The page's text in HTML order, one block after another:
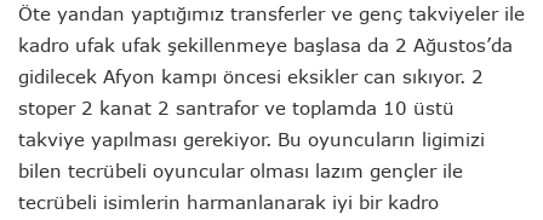
Öte yandan yaptığımız transferler ve genç takviyeler ile
kadro ufak ufak şekillenmeye başlasa da 2 Ağustos’da
gidilecek Afyon kampı öncesi eksikler can sıkıyor. 2
stoper 2 kanat 2 santrafor ve toplamda 10 üstü
takviye yapılması gerekiyor. Bu oyuncuların ligimizi
bilen tecrübeli oyuncular olması lazım gençler ile
tecrübeli isimlerin harmanlanarak iyi bir kadro